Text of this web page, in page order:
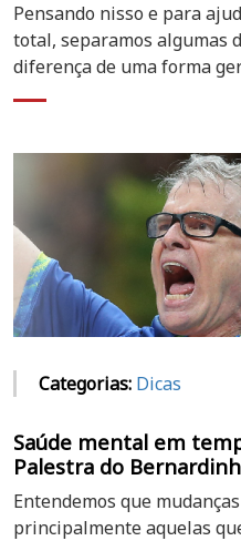
Pensando nisso e para
total, separamos algumas
diferença de uma forma
Categorias: Dicas
Saúde mental em
Palestra do
Entendemos que
principalmente aquelas